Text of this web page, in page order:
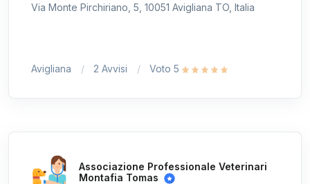
Via Monte Pirchiriano, 5, 10051 Avigliana TO, Italia
Avigliana 2 Avvisi Voto 5
Associazione Professionale Veterinari
Montafia Tomas